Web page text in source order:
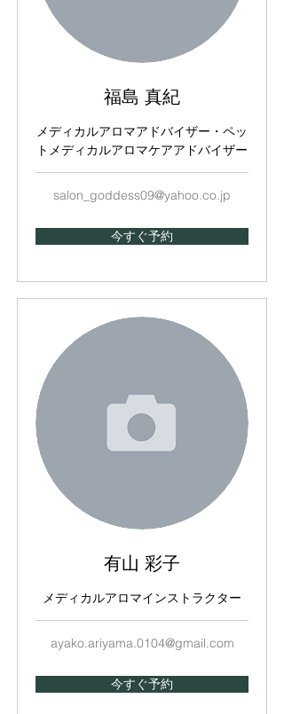
福島 真紀
メディカルアロマアドバイザー・ペッ
トメディカルアロマケアアドバイザー
salon_goddess09@yahoo.co.jp
今すぐ予約
有山 彩子
メディカルアロマインストラクター
ayako.ariyama.0104@gmail.com
今すぐ予約